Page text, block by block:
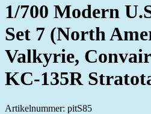
1/700 Modern
Set 7 (North
Valkyrie,
KC-135R
Artikelnummer: pitS85